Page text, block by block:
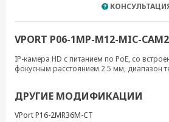
VPORT P06-1MP-M12-MIC-
IP-камера HD с питанием по PoE, со
фокусным расстоянием 2.5 мм, диапазон
ДРУГИЕ МОДИФИКАЦИИ
VPort P16-2MR36M-CT